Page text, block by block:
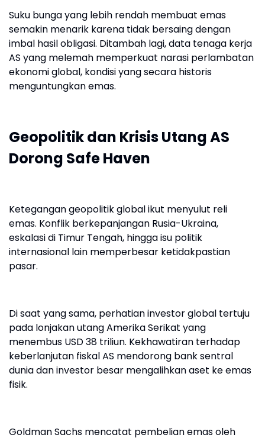
Suku bunga yang lebih rendah membuat emas
semakin menarik karena tidak bersaing dengan
imbal hasil obligasi. Ditambah lagi, data tenaga kerja
AS yang melemah memperkuat narasi perlambatan
ekonomi global, kondisi yang secara historis
menguntungkan emas.
Geopolitik dan Krisis Utang AS
Dorong Safe Haven
Ketegangan geopolitik global ikut menyulut reli
emas. Konflik berkepanjangan Rusia-Ukraina,
eskalasi di Timur Tengah, hingga isu politik
internasional lain memperbesar ketidakpastian
pasar.
Di saat yang sama, perhatian investor global tertuju
pada lonjakan utang Amerika Serikat yang
menembus USD 38 triliun. Kekhawatiran terhadap
keberlanjutan fiskal AS mendorong bank sentral
dunia dan investor besar mengalihkan aset ke emas
fisik.
Goldman Sachs mencatat pembelian emas oleh